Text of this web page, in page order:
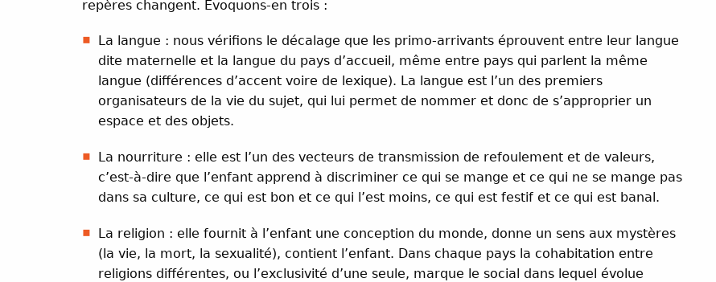
repères changent. Evoquons-en trois :
La langue : nous vérifions le décalage que les primo-arrivants éprouvent entre leur langue
dite maternelle et la langue du pays d’accueil, même entre pays qui parlent la même
langue (différences d’accent voire de lexique). La langue est l’un des premiers
organisateurs de la vie du sujet, qui lui permet de nommer et donc de s’approprier un
espace et des objets.
La nourriture : elle est l’un des vecteurs de transmission de refoulement et de valeurs,
c’est-à-dire que l’enfant apprend à discriminer ce qui se mange et ce qui ne se mange pas
dans sa culture, ce qui est bon et ce qui l’est moins, ce qui est festif et ce qui est banal.
La religion : elle fournit à l’enfant une conception du monde, donne un sens aux mystères
(la vie, la mort, la sexualité), contient l’enfant. Dans chaque pays la cohabitation entre
religions différentes, ou l’exclusivité d’une seule, marque le social dans lequel évolue